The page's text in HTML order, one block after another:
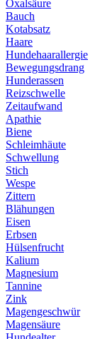
Oxalsäure
Bauch
Kotabsatz
Haare
Hundehaarallergie
Bewegungsdrang
Hunderassen
Reizschwelle
Zeitaufwand
Apathie
Biene
Schleimhäute
Schwellung
Stich
Wespe
Zittern
Blähungen
Eisen
Erbsen
Hülsenfrucht
Kalium
Magnesium
Tannine
Zink
Magengeschwür
Magensäure